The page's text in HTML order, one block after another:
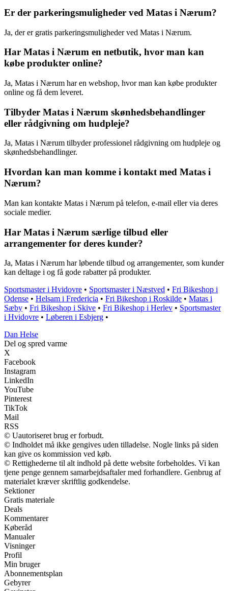
Er der parkeringsmuligheder ved Matas i Nærum?
Ja, der er gratis parkeringsmuligheder ved Matas i Nærum.
Har Matas i Nærum en netbutik, hvor man kan
købe produkter online?
Ja, Matas i Nærum har en webshop, hvor man kan købe produkter
online og få dem leveret.
Tilbyder Matas i Nærum skønhedsbehandlinger
eller rådgivning om hudpleje?
Ja, Matas i Nærum tilbyder professionel rådgivning om hudpleje og
skønhedsbehandlinger.
Hvordan kan man komme i kontakt med Matas i
Nærum?
Man kan kontakte Matas i Nærum på telefon, e-mail eller via deres
sociale medier.
Har Matas i Nærum særlige tilbud eller
arrangementer for deres kunder?
Ja, Matas i Nærum har løbende tilbud og arrangementer, som kunder
kan deltage i og få gode rabatter på produkter.
Sportsmaster i Hvidovre • Sportsmaster i Næstved • Fri Bikeshop i
Odense • Helsam i Fredericia • Fri Bikeshop i Roskilde • Matas i
Sæby • Fri Bikeshop i Skive • Fri Bikeshop i Herlev • Sportsmaster
i Hvidovre • Løberen i Esbjerg •
Dan Helse
Del og spred varme
X
Facebook
Instagram
LinkedIn
YouTube
Pinterest
TikTok
Mail
RSS
© Uautoriseret brug er forbudt.
© Indholdet må ikke gengives uden tilladelse. Nogle links på siden
kan give os kommission ved køb.
© Rettighederne til alt indhold på dette website forbeholdes. Vi kan
tjene penge gennem samarbejdsaftaler med forhandlere. Genbrug af
materialet kræver skriftlig godkendelse.
Sektioner
Gratis materiale
Deals
Kommentarer
Køberåd
Manualer
Visninger
Profil
Min bruger
Abonnementsplan
Gebyrer